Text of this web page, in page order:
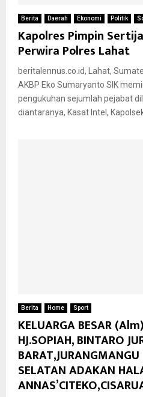
Berita Daerah Ekonomi Politik
Kapolres Pimpin
Perwira Polres Lahat
beritalennus.co.id, Lahat,
AKBP Eko Sumaryanto SIK
pengukuhan sejumlah pejabat
diantaranya, Kasat Intel,
Berita Home Sport
KELUARGA BESAR
HJ.SOPIAH, BINTARO
SELATAN ADAKAN